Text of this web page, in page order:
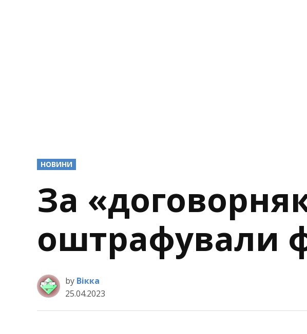
POSTED
IN
НОВИНИ
За
оштрафували
by Вікка
25.04.2023